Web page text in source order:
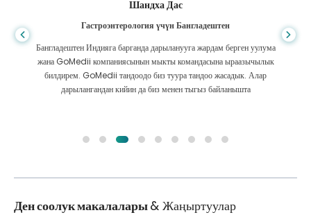
Шандха Дас
Гастроэнтерология үчүн Бангладештен
Бангладештен Индияга барганда дарыланууга жардам берген уулума
жана GoMedii компаниясынын мыкты командасына ыраазычылык
билдирем. GoMedii тандоодо биз туура тандоо жасадык. Алар
дарылангандан кийин да биз менен тыгыз байланышта
Ден соолук макалалары& Жаңыртуулар